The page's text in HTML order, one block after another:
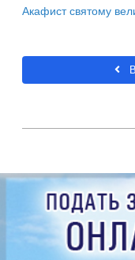
Акафист святому